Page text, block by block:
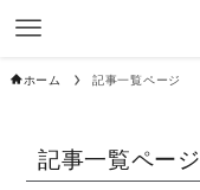
ホーム 記事一覧ページ
記事一覧ページ